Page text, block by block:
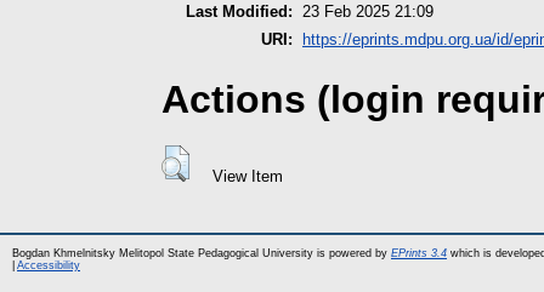
Last Modified:
23 Feb 2025 21:09
URI:
https://eprints.mdpu.org.ua/id/
Actions (login
View Item
Bogdan Khmelnitsky Melitopol State Pedagogical University is powered by EPrints 3.4 which is
Accessibility